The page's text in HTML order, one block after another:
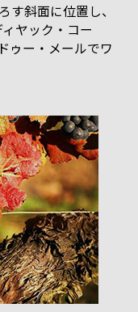
す斜面に位置し、
ヤック・コー
ゥー・メールでワ